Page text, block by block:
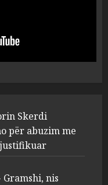
Nano për
fondet publike dhe
nis
për Koço
(VIDEO)
Skerdi
për abuzim me
nis